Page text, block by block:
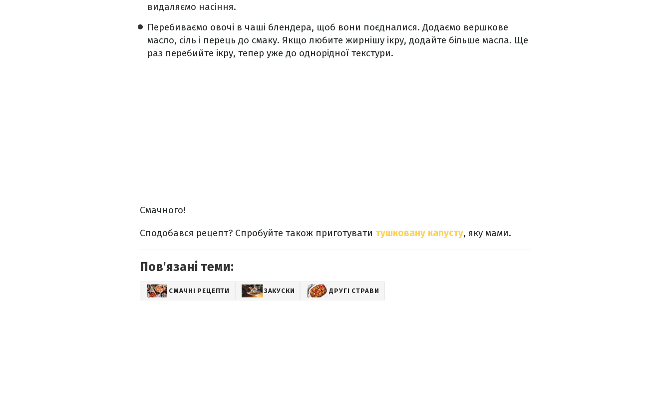
видаляємо насіння.
Перебиваємо овочі в чаші блендера, щоб вони поєдналися. Додаємо вершкове
масло, сіль і перець до смаку. Якщо любите жирнішу ікру, додайте більше масла. Ще
раз перебийте ікру, тепер уже до однорідної текстури.
Смачного!
Сподобався рецепт? Спробуйте також приготувати тушковану капусту, яку мами.
Пов'язані теми:
СМАЧНІ РЕЦЕПТИ ЗАКУСКИ ДРУГІ СТРАВИ